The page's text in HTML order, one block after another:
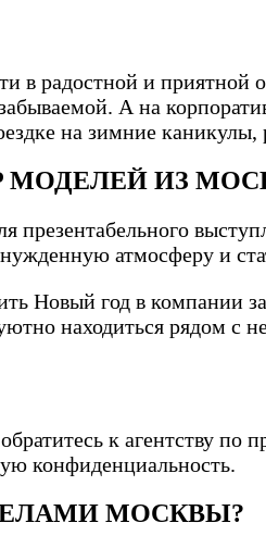
в радостной и приятной
А на
на зимние каникулы,
МОДЕЛЕЙ ИЗ
презентабельного
атмосферу и
Новый год в компании
находиться рядом с
к агентству
конфиденциальность.
МОСКВЫ?